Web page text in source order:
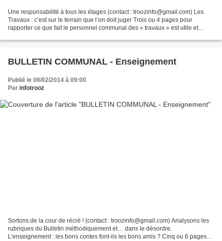
Une responsabilité à tous les étages (contact : troozinfo@gmail.com) Les
Travaux : c’est sur le terrain que l’on doit juger Trois ou 4 pages pour
rapporter ce que fait le personnel communal des « travaux » est utile et
BULLETIN COMMUNAL - Enseignement
Publié le 08/02/2014 à 09:00
Par infotrooz
Sortons de la cour de récré ! (contact : troozinfo@gmail.com) Analysons les
rubriques du Bulletin méthodiquement et… dans le désordre.
L’enseignement : les bons contes font-ils les bons amis ? Cinq ou 6 pages